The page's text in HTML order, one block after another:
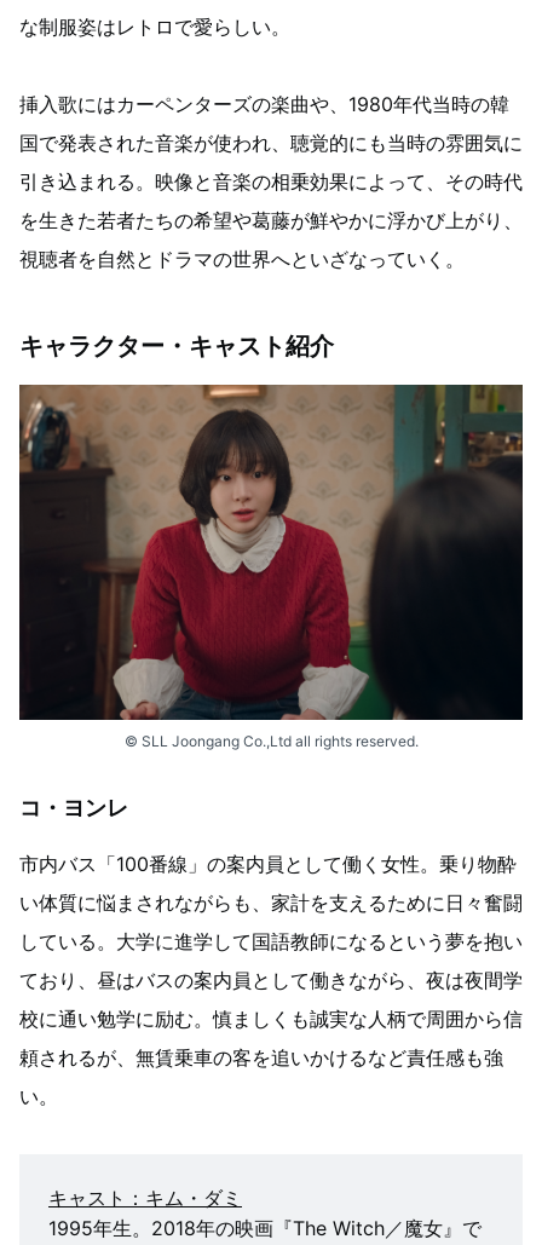
な制服姿はレトロで愛らしい。
挿入歌にはカーペンターズの楽曲や、1980年代当時の韓
国で発表された音楽が使われ、聴覚的にも当時の雰囲気に
引き込まれる。映像と音楽の相乗効果によって、その時代
を生きた若者たちの希望や葛藤が鮮やかに浮かび上がり、
視聴者を自然とドラマの世界へといざなっていく。
キャラクター・キャスト紹介
© SLL Joongang Co.,Ltd all rights reserved.
コ・ヨンレ
市内バス「100番線」の案内員として働く女性。乗り物酔
い体質に悩まされながらも、家計を支えるために日々奮闘
している。大学に進学して国語教師になるという夢を抱い
ており、昼はバスの案内員として働きながら、夜は夜間学
校に通い勉学に励む。慎ましくも誠実な人柄で周囲から信
頼されるが、無賃乗車の客を追いかけるなど責任感も強
い。
キャスト：キム・ダミ
1995年生。2018年の映画『The Witch／魔女』で